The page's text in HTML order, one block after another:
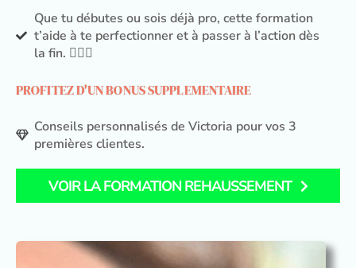
Que tu débutes ou sois déjà pro, cette formation
t’aide à te perfectionner et à passer à l’action dès
la fin. 💁‍♀️✨
PROFITEZ D'UN BONUS SUPPLEMENTAIRE
Conseils personnalisés de Victoria pour vos 3
premières clientes.
VOIR LA FORMATION REHAUSSEMENT